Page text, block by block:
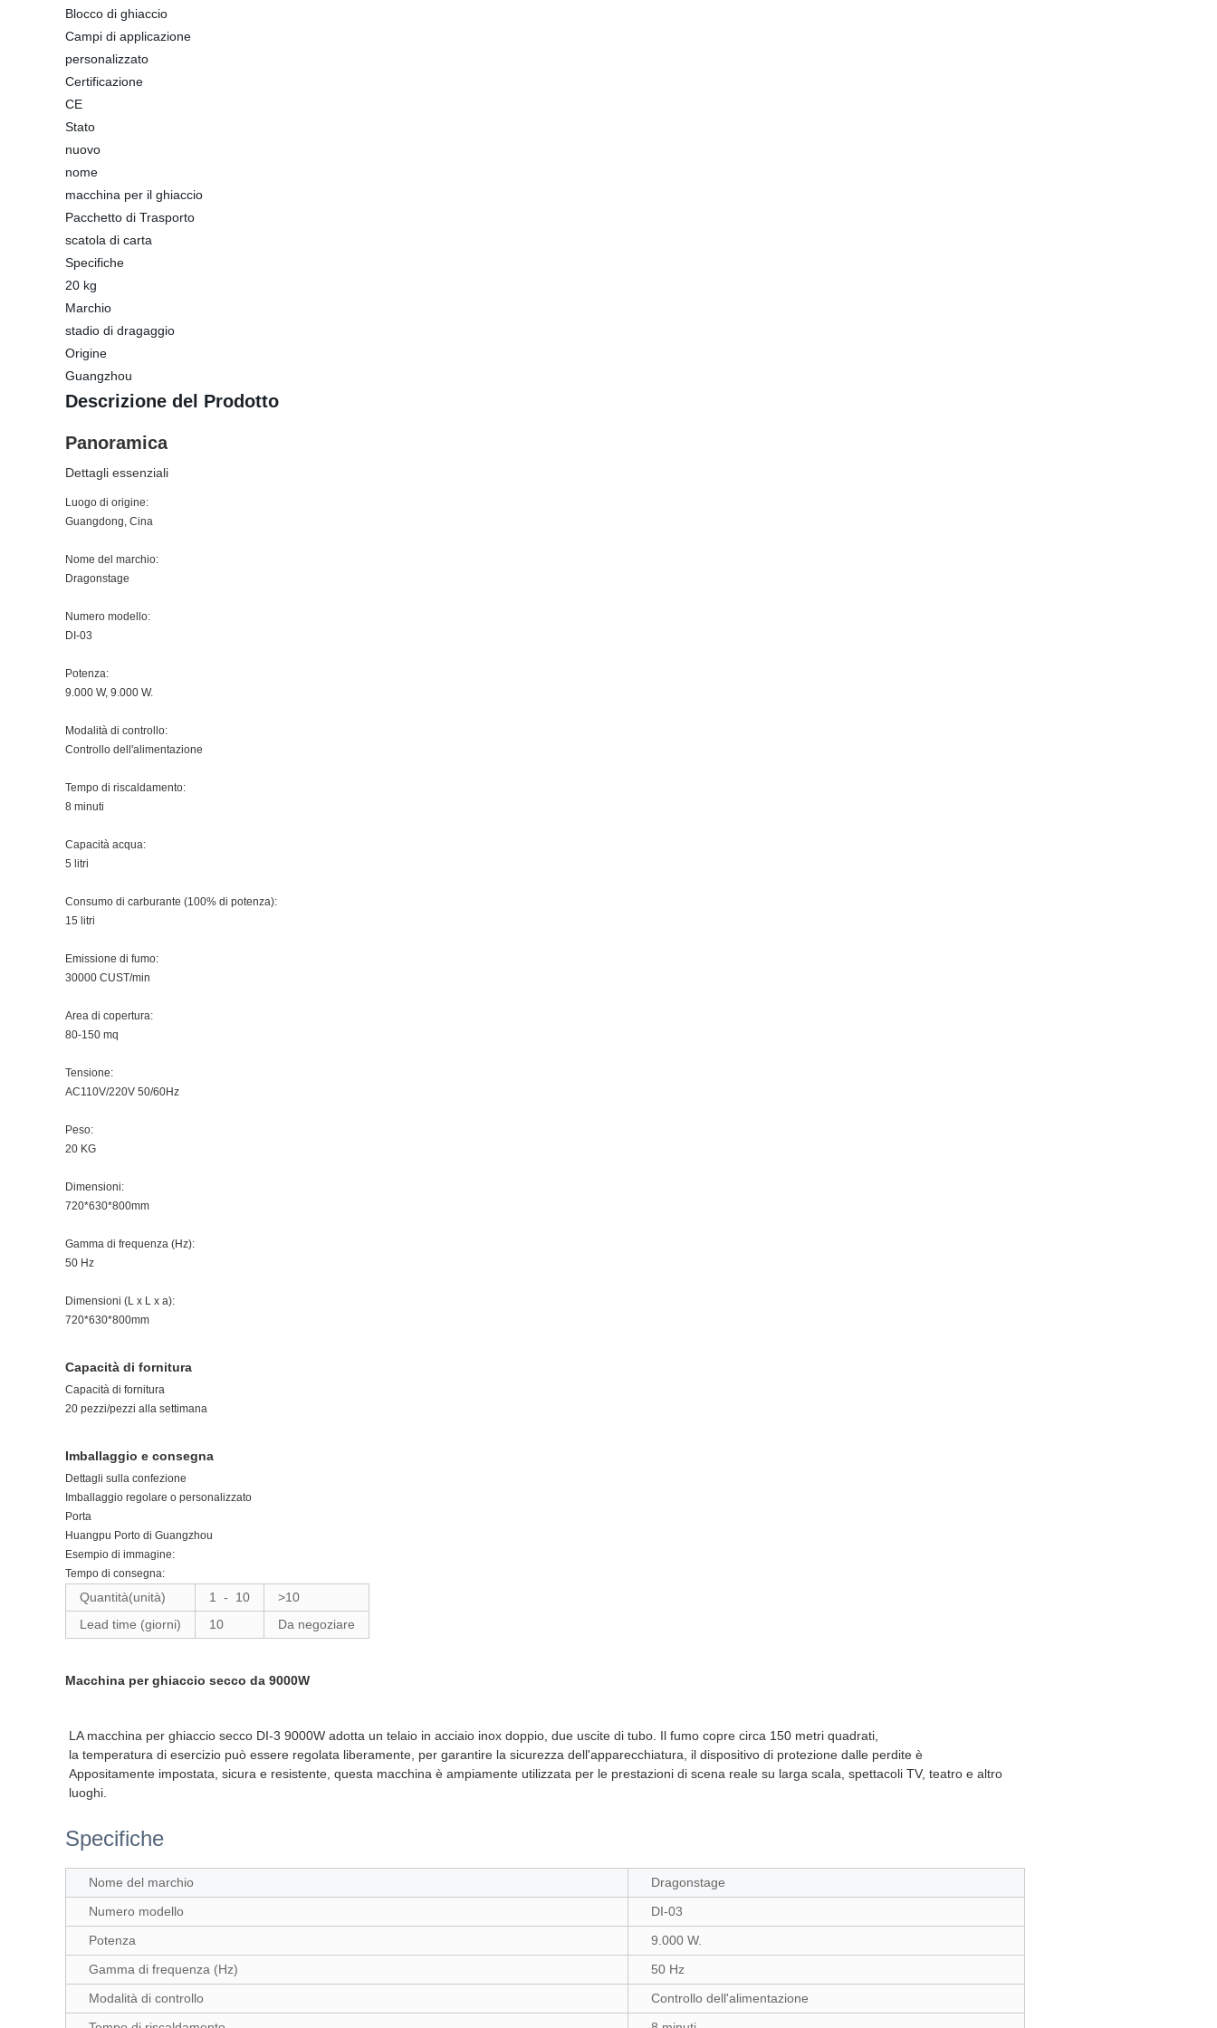
Blocco di ghiaccio
Campi di applicazione
personalizzato
Certificazione
CE
Stato
nuovo
nome
macchina per il ghiaccio
Pacchetto di Trasporto
scatola di carta
Specifiche
20 kg
Marchio
stadio di dragaggio
Origine
Guangzhou
Descrizione del Prodotto
Panoramica
Dettagli essenziali
Luogo di origine:
Guangdong, Cina
Nome del marchio:
Dragonstage
Numero modello:
DI-03
Potenza:
9.000 W, 9.000 W.
Modalità di controllo:
Controllo dell'alimentazione
Tempo di riscaldamento:
8 minuti
Capacità acqua:
5 litri
Consumo di carburante (100% di potenza):
15 litri
Emissione di fumo:
30000 CUST/min
Area di copertura:
80-150 mq
Tensione:
AC110V/220V 50/60Hz
Peso:
20 KG
Dimensioni:
720*630*800mm
Gamma di frequenza (Hz):
50 Hz
Dimensioni (L x L x a):
720*630*800mm
Capacità di fornitura
Capacità di fornitura
20 pezzi/pezzi alla settimana
Imballaggio e consegna
Dettagli sulla confezione
Imballaggio regolare o personalizzato
Porta
Huangpu Porto di Guangzhou
Esempio di immagine:
Tempo di consegna:
Quantità(unità) 1 - 10
>10
Lead time (giorni)
10 Da negoziare
Macchina per ghiaccio secco da 9000W
LA macchina per ghiaccio secco DI-3 9000W adotta un telaio in acciaio inox doppio, due uscite di tubo. Il fumo copre circa 150 metri quadrati,
la temperatura di esercizio può essere regolata liberamente, per garantire la sicurezza dell'apparecchiatura, il dispositivo di protezione dalle perdite è
Appositamente impostata, sicura e resistente, questa macchina è ampiamente utilizzata per le prestazioni di scena reale su larga scala, spettacoli TV, teatro e altro
luoghi.
Specifiche
Nome del marchio
Dragonstage
Numero modello
DI-03
Potenza
9.000 W.
Gamma di frequenza (Hz)
50 Hz
Modalità di controllo
Controllo dell'alimentazione